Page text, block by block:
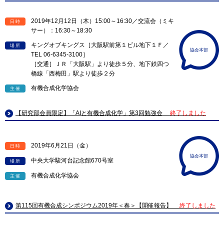
日時
2019年12月12日（木）15:00～16:30／交流会（ミキ
サー）：16:30～18:30
場所
キングオブキングス［大阪駅前第１ビル地下１Ｆ／
TEL 06-6345-3100］
［交通］ＪＲ「大阪駅」より徒歩５分、地下鉄四つ
橋線「西梅田」駅より徒歩２分
主催 有機合成化学協会
協会本部
【研究部会員限定】「AIと有機合成化学」第3回勉強会 終了しました
日時 2019年6月21日（金）
場所 中央大学駿河台記念館670号室
主催 有機合成化学協会
協会本部
第115回有機合成シンポジウム2019年＜春＞【開催報告】 終了しました